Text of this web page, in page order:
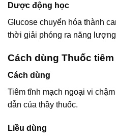
Dược động học
Glucose chuyển hóa thành
thời giải phóng ra năng
Cách dùng Thuốc
Cách dùng
Tiêm tĩnh mạch ngoại vi
dẫn của thầy thuốc.
Liều dùng